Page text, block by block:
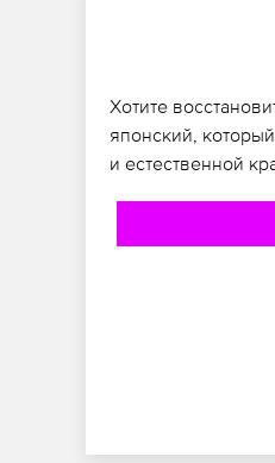
Хотите
японский,
и естественной